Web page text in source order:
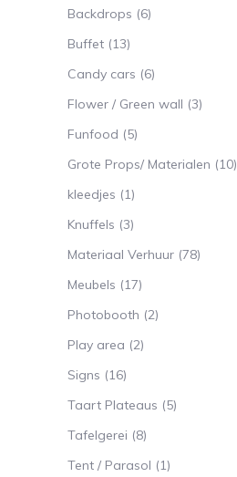
Backdrops (6)
Buffet (13)
Candy cars (6)
Flower / Green wall (3)
Funfood (5)
Grote Props/ Materialen (10)
kleedjes (1)
Knuffels (3)
Materiaal Verhuur (78)
Meubels (17)
Photobooth (2)
Play area (2)
Signs (16)
Taart Plateaus (5)
Tafelgerei (8)
Tent / Parasol (1)